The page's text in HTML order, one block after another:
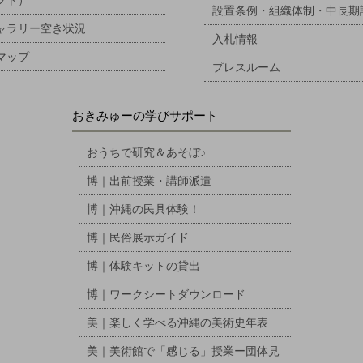
ラリー空き状況
ップ
設置条例・組織体制・中長期
入札情報
プレスルーム
おきみゅーの学びサポート
おうちで研究＆あそぼ♪
博｜出前授業・講師派遣
博｜沖縄の民具体験！
博｜民俗展示ガイド
博｜体験キットの貸出
博｜ワークシートダウンロード
美｜楽しく学べる沖縄の美術史年表
美｜美術館で「感じる」授業ー団体見